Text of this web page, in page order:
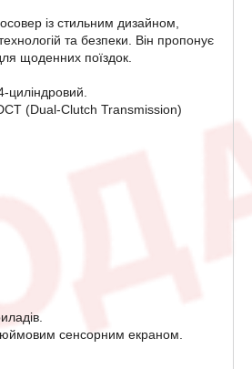
із стильним дизайном,
та безпеки. Він пропонує
щоденних поїздок.
циліндровий.
(Dual-Clutch Transmission)
сенсорним екраном.